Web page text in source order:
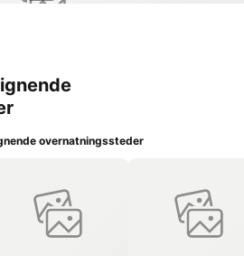
overnatningssteder